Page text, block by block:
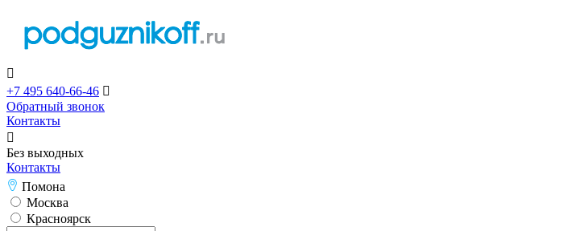

+7 495 640-66-46 
Обратный звонок
Контакты

Без выходных
Контакты
Помона
Москва
Красноярск